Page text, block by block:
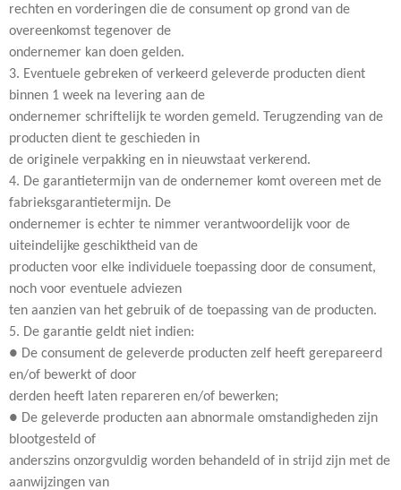
rechten en vorderingen die de consument op grond van de
overeenkomst tegenover de
ondernemer kan doen gelden.
3. Eventuele gebreken of verkeerd geleverde producten dient
binnen 1 week na levering aan de
ondernemer schriftelijk te worden gemeld. Terugzending van de
producten dient te geschieden in
de originele verpakking en in nieuwstaat verkerend.
4. De garantietermijn van de ondernemer komt overeen met de
fabrieksgarantietermijn. De
ondernemer is echter te nimmer verantwoordelijk voor de
uiteindelijke geschiktheid van de
producten voor elke individuele toepassing door de consument,
noch voor eventuele adviezen
ten aanzien van het gebruik of de toepassing van de producten.
5. De garantie geldt niet indien:
● De consument de geleverde producten zelf heeft gerepareerd
en/of bewerkt of door
derden heeft laten repareren en/of bewerken;
● De geleverde producten aan abnormale omstandigheden zijn
blootgesteld of
anderszins onzorgvuldig worden behandeld of in strijd zijn met de
aanwijzingen van